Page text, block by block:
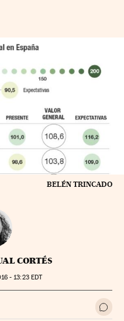
BELÉN TRINCADO
CORTÉS
- 13:23EDT
Ir a